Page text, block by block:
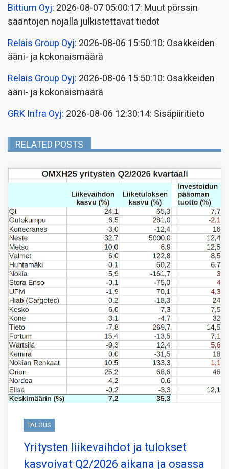
Bittium Oyj: 2026-08-07 05:00:17: Muut pörssin
sääntöjen nojalla julkistettavat tiedot
Relais Group Oyj: 2026-08-06 15:50:10: Osakkeiden
ääni- ja kokonaismäärä
Relais Group Oyj: 2026-08-06 15:50:10: Osakkeiden
ääni- ja kokonaismäärä
GRK Infra Oyj: 2026-08-06 12:30:14: Sisäpiiritieto
RELATED POSTS
TALOUS
Yritysten liikevaihdot ja tulokset
kasvoivat Q2/2026 aikana ja osassa